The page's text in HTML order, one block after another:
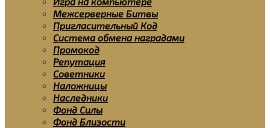
Межсерверные Битвы
Пригласительный Код
Система обмена наградами
Промокод
Репутация
Советники
Наложницы
Наследники
Фонд Силы
Фонд Близости